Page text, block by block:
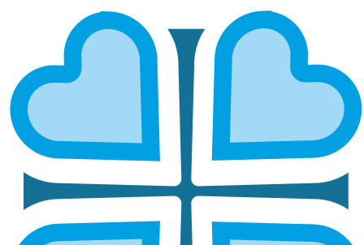
ЧУВАШСКАЯ
ГЛАВНАЯ МИТРОПОЛИИ ЧУВАШСКАЯ
Алатырская и
Канашская и